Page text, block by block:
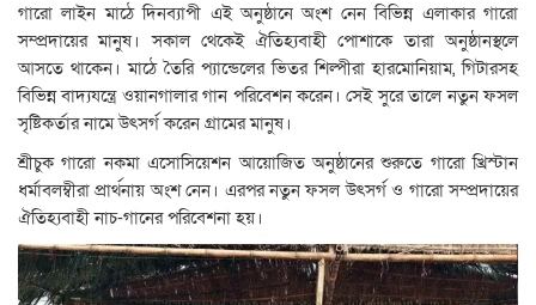
গারো লাইন মাঠে দিনব্যাপী এই অনুষ্ঠানে অংশ নেন বিভিন্ন এলাকার গারো
সম্প্রদায়ের মানুষ। সকাল থেকেই ঐতিহ্যবাহী পোশাকে তারা অনুষ্ঠানস্থলে
আসতে থাকেন। মাঠে তৈরি প্যান্ডেলের ভিতর শিল্পীরা হারমোনিয়াম, গিটারসহ
বিভিন্ন বাদ্যযন্ত্রে ওয়ানগালার গান পরিবেশন করেন। সেই সুরে তালে নতুন ফসল
সৃষ্টিকর্তার নামে উৎসর্গ করেন গ্রামের মানুষ।
শ্রীচুক গারো নকমা এসোসিয়েশন আয়োজিত অনুষ্ঠানের শুরুতে গারো খ্রিস্টান
ধর্মাবলম্বীরা প্রার্থনায় অংশ নেন। এরপর নতুন ফসল উৎসর্গ ও গারো সম্প্রদায়ের
ঐতিহ্যবাহী নাচ-গানের পরিবেশনা হয়।